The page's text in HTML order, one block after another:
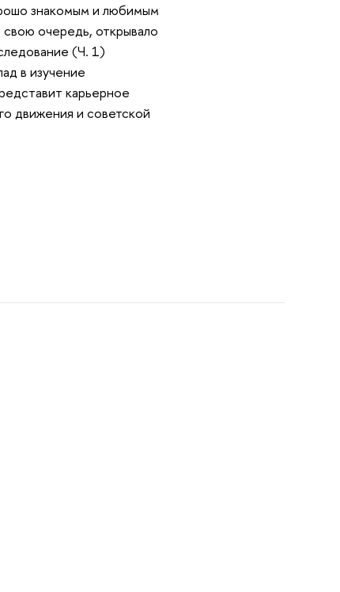
знакомым и любимым
очередь, открывало
(Ч. 1)
в изучение
карьерное
движения и советской